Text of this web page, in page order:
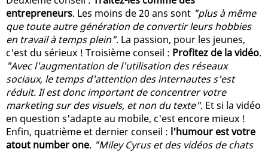
entrepreneurs. Les moins de 20 ans sont "plus à même
que toute autre génération de convertir leurs hobbies
en travail à temps plein". La passion, pour les jeunes,
c'est du sérieux ! Troisième conseil : Profitez de la vidéo.
"Avec l'augmentation de l'utilisation des réseaux
sociaux, le temps d'attention des internautes s'est
réduit. Il est donc important de concentrer votre
marketing sur des visuels, et non du texte". Et si la vidéo
en question s'adapte au mobile, c'est encore mieux !
Enfin, quatrième et dernier conseil : l'humour est votre
atout number one. "Miley Cyrus et des vidéos de chats